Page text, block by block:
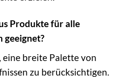
Produkte für alle
geeignet?
eine breite Palette von
zu berücksichtigen.